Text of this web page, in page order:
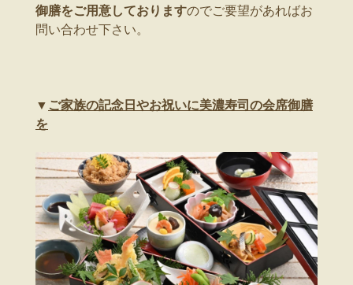
御膳をご用意しておりますのでご要望があればお
問い合わせ下さい。
▼ ご家族の記念日やお祝いに美濃寿司の会席御膳
を